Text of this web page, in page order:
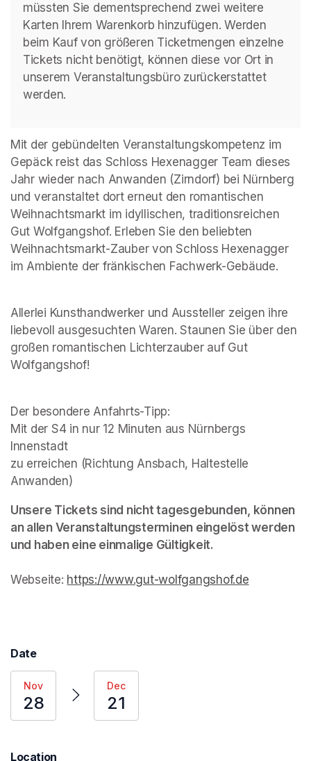
müssten Sie dementsprechend zwei weitere
Karten Ihrem Warenkorb hinzufügen. Werden
beim Kauf von größeren Ticketmengen einzelne
Tickets nicht benötigt, können diese vor Ort in
unserem Veranstaltungsbüro zurückerstattet
werden.
Mit der gebündelten Veranstaltungskompetenz im
Gepäck reist das Schloss Hexenagger Team dieses
Jahr wieder nach Anwanden (Zirndorf) bei Nürnberg
und veranstaltet dort erneut den romantischen
Weihnachtsmarkt im idyllischen, traditionsreichen
Gut Wolfgangshof. Erleben Sie den beliebten
Weihnachtsmarkt-Zauber von Schloss Hexenagger
im Ambiente der fränkischen Fachwerk-Gebäude.
Allerlei Kunsthandwerker und Aussteller zeigen ihre
liebevoll ausgesuchten Waren. Staunen Sie über den
großen romantischen Lichterzauber auf Gut
Wolfgangshof!
Der besondere Anfahrts-Tipp:
Mit der S4 in nur 12 Minuten aus Nürnbergs
Innenstadt
zu erreichen (Richtung Ansbach, Haltestelle
Anwanden)
Unsere Tickets sind nicht tagesgebunden, können
an allen Veranstaltungsterminen eingelöst werden
und haben eine einmalige Gültigkeit.
Webseite: https://www.gut-wolfgangshof.de
Date
Nov
28
Dec
21
Location